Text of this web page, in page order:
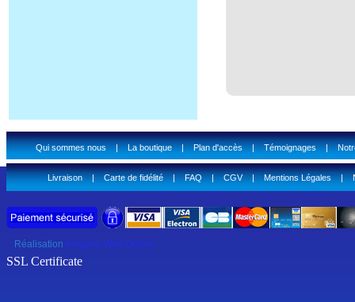
Qui sommes nous|La boutique|Plan d'accès|Témoignages|
Livraison|Carte de fidélité|FAQ|CGV|Mentions Légales|
Réalisation Imagine Web Online
SSL Certificate